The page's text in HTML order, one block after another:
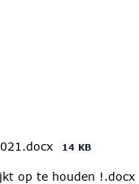
14 KB
op te houden !.docx